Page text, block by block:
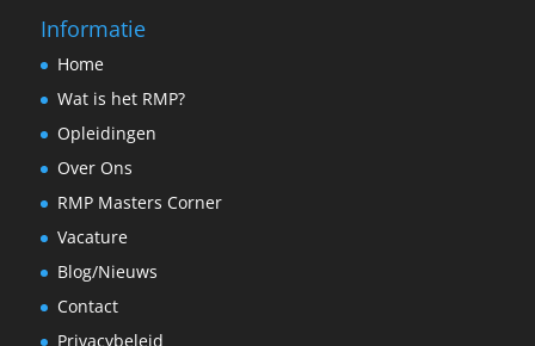
Informatie
Home
Wat is het RMP?
Opleidingen
Over Ons
RMP Masters Corner
Vacature
Blog/Nieuws
Contact
Privacybeleid